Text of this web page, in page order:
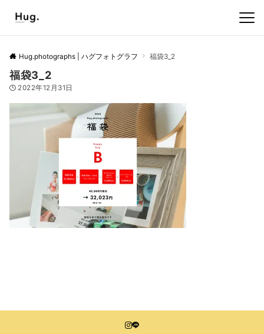
Hug.photographs | ハグフォトグラフ 福袋3_2
福袋3_2
2022年12月31日